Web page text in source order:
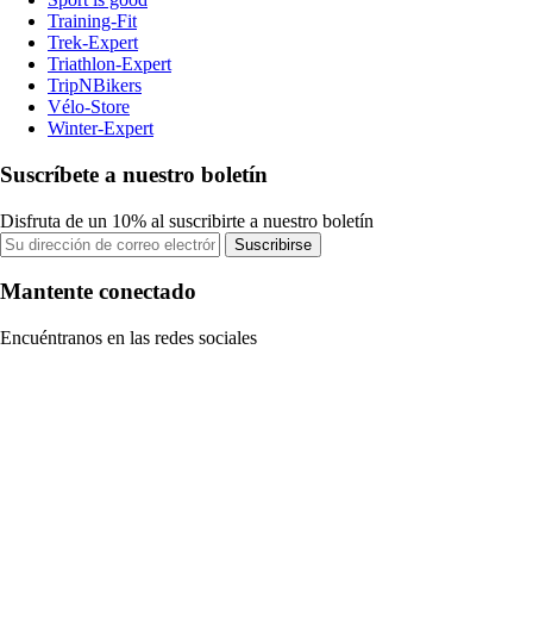
Training-Fit
Trek-Expert
Triathlon-Expert
TripNBikers
Vélo-Store
Winter-Expert
Suscríbete a nuestro boletín
Disfruta de un 10% al suscribirte a nuestro boletín
Suscribirse
Mantente conectado
Encuéntranos en las redes sociales